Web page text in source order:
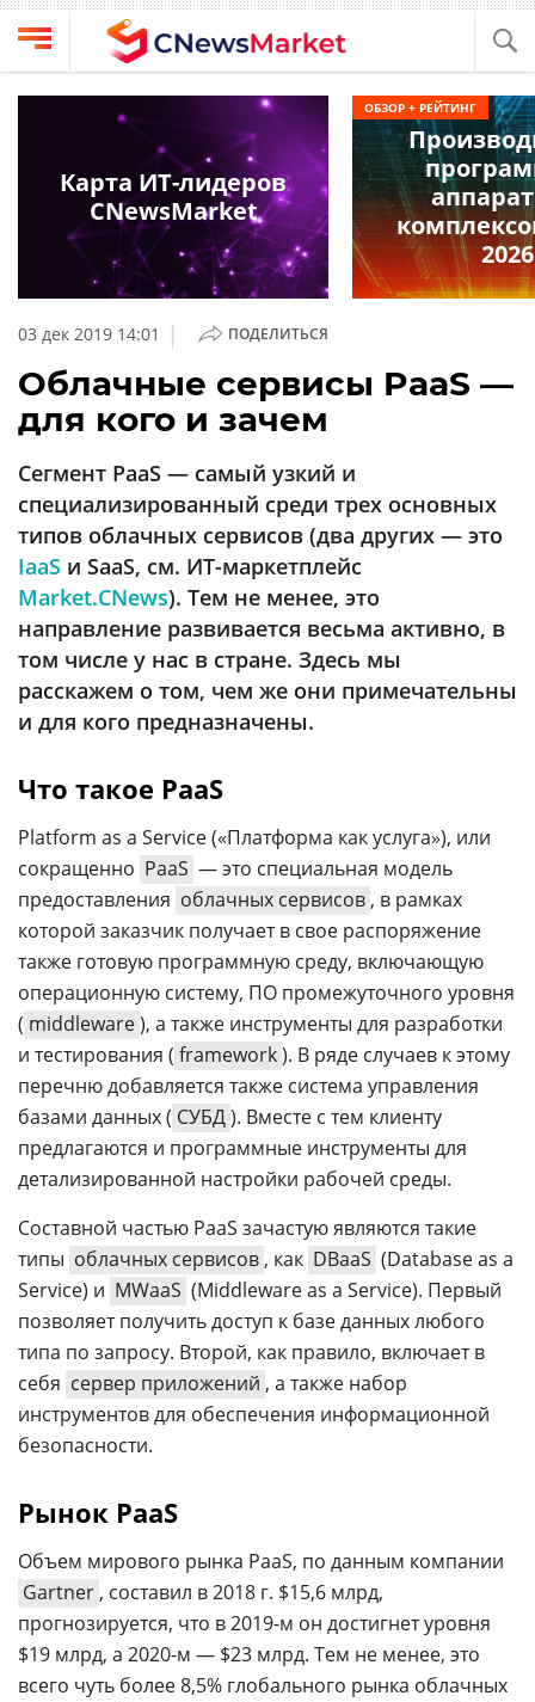
Выбрать
провайдера
Компании
обзоры
кабинет
О
CNews
Аналитика
Конференции
Техника
ТВ
издании
Контакты
Telegram
Дзен
VK
Rutube
CNews
Конференции
Техника
03 дек 2019 14:01 | ПОДЕЛИТЬСЯ
Облачные сервисы PaaS —
для кого и зачем
Сегмент PaaS — самый узкий и
специализированный среди трех основных
типов облачных сервисов (два других — это
IaaS и SaaS, см. ИТ-маркетплейс
Market.CNews). Тем не менее, это
направление развивается весьма активно, в
том числе у нас в стране. Здесь мы
расскажем о том, чем же они примечательны
и для кого предназначены.
Что такое PaaS
Platform as a Service («Платформа как услуга»), или
сокращенно PaaS — это специальная модель
предоставления облачных сервисов , в рамках
которой заказчик получает в свое распоряжение
также готовую программную среду, включающую
операционную систему, ПО промежуточного уровня
( middleware), а также инструменты для разработки
и тестирования ( framework). В ряде случаев к этому
перечню добавляется также система управления
базами данных ( СУБД). Вместе с тем клиенту
предлагаются и программные инструменты для
детализированной настройки рабочей среды.
Составной частью PaaS зачастую являются такие
типы облачных сервисов , как DBaaS (Database as a
Service) и MWaaS (Middleware as a Service). Первый
позволяет получить доступ к базе данных любого
типа по запросу. Второй, как правило, включает в
себя сервер приложений , а также набор
инструментов для обеспечения информационной
безопасности.
Рынок PaaS
Объем мирового рынка PaaS, по данным компании
Gartner , составил в 2018 г. $15,6 млрд,
прогнозируется, что в 2019-м он достигнет уровня
$19 млрд, а 2020-м — $23 млрд. Тем не менее, это
всего чуть более 8,5% глобального рынка облачных
Карта ИТ-лидеров
CNewsMarket
2026
ОБЗОР + РЕЙТИНГ